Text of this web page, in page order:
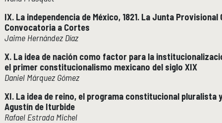
Género y Ética
GÉNERO Y ÉTICA
IX. La independencia de México, 1821. La Junta Provisional
Convocatoria a Cortes
Jaime Hernández Díaz
X. La idea de nación como factor para la
el primer constitucionalismo mexicano del siglo XIX
Daniel Márquez Gómez
XI. La idea de reino, el programa constitucional pluralista
Agustín de Iturbide
Rafael Estrada Michel